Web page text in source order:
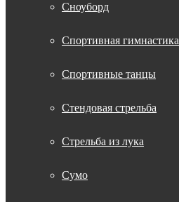
Сноуборд
Спортивная гимнастика
Спортивные танцы
Стендовая стрельба
Стрельба из лука
Сумо